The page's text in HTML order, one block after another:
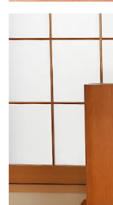
※商品仕様につきま
めご了承ください。
※お仏壇の設置の説